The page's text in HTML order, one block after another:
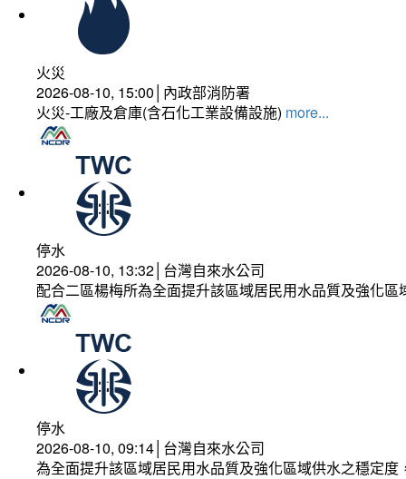
火災
2026-08-10, 15:00│內政部消防署
火災-工廠及倉庫(含石化工業設備設施) more...
停水
2026-08-10, 13:32│台灣自來水公司
配合二區楊梅所為全面提升該區域居民用水品質及強化
停水
2026-08-10, 09:14│台灣自來水公司
為全面提升該區域居民用水品質及強化區域供水之穩定